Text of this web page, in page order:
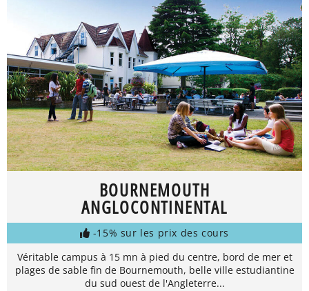
BOURNEMOUTH
ANGLOCONTINENTAL
-15% sur les prix des cours
Véritable campus à 15 mn à pied du centre, bord de mer et
plages de sable fin de Bournemouth, belle ville estudiantine
du sud ouest de l'Angleterre...